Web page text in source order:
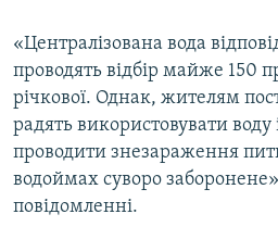
«Централізована вода
проводять відбір майже 150
річкової. Однак, жителям
радять використовувати
проводити знезараження
водоймах суворо
повідомленні.